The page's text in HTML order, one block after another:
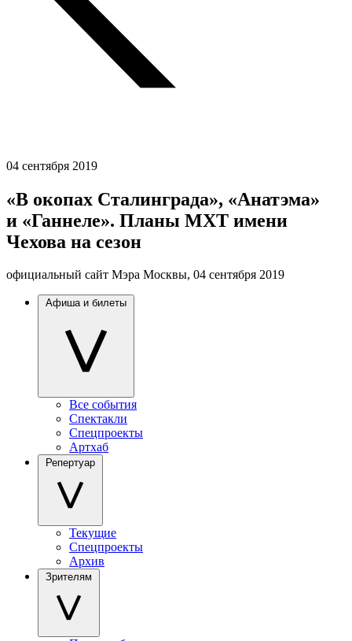
04 сентября 2019
«В окопах Сталинграда», «Анатэма»
и «Ганнеле». Планы МХТ имени
Чехова на сезон
официальный сайт Мэра Москвы, 04 сентября 2019
Афиша и билеты
Все события
Спектакли
Спецпроекты
Артхаб
Репертуар
Текущие
Спецпроекты
Архив
Зрителям